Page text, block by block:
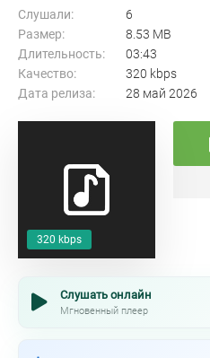
320 kbps
Слушали:
6
Размер:
8.53 MB
Длительность:
03:43
Качество:
320 kbps
Дата релиза:
28 май 2026
Слушать онлайн
Мгновенный плеер